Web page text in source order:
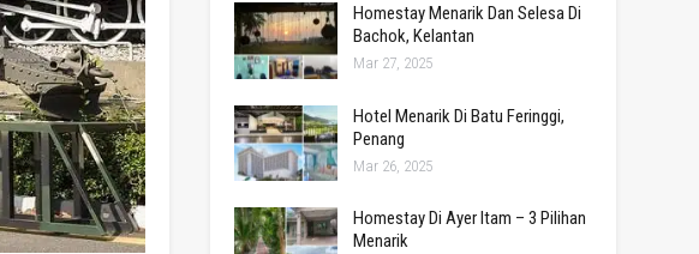
Homestay Menarik Dan Selesa Di
Bachok, Kelantan
Mar 27, 2025
Hotel Menarik Di Batu Feringgi,
Penang
Mar 26, 2025
Homestay Di Ayer Itam – 3 Pilihan
Menarik